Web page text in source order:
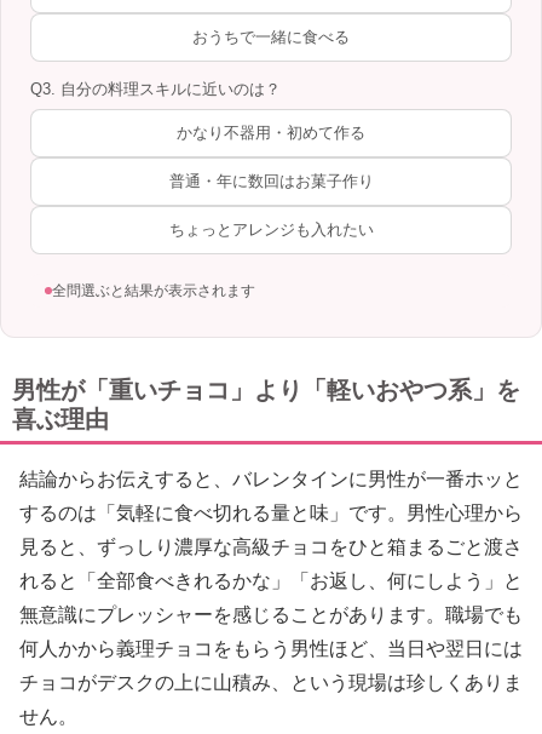
おうちで一緒に食べる
Q3. 自分の料理スキルに近いのは？
かなり不器用・初めて作る
普通・年に数回はお菓子作り
ちょっとアレンジも入れたい
全問選ぶと結果が表示されます
男性が「重いチョコ」より「軽いおやつ系」を
喜ぶ理由
結論からお伝えすると、バレンタインに男性が一番ホッと
するのは「気軽に食べ切れる量と味」です。男性心理から
見ると、ずっしり濃厚な高級チョコをひと箱まるごと渡さ
れると「全部食べきれるかな」「お返し、何にしよう」と
無意識にプレッシャーを感じることがあります。職場でも
何人かから義理チョコをもらう男性ほど、当日や翌日には
チョコがデスクの上に山積み、という現場は珍しくありま
せん。